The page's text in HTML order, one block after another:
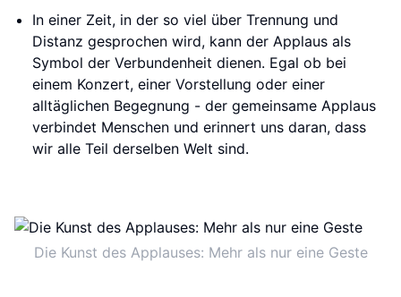
In einer Zeit, in der so viel über Trennung und
Distanz gesprochen wird, kann der Applaus als
Symbol der Verbundenheit dienen. Egal ob bei
einem Konzert, einer Vorstellung oder einer
alltäglichen Begegnung - der gemeinsame Applaus
verbindet Menschen und erinnert uns daran, dass
wir alle Teil derselben Welt sind.
Die Kunst des Applauses: Mehr als nur eine Geste